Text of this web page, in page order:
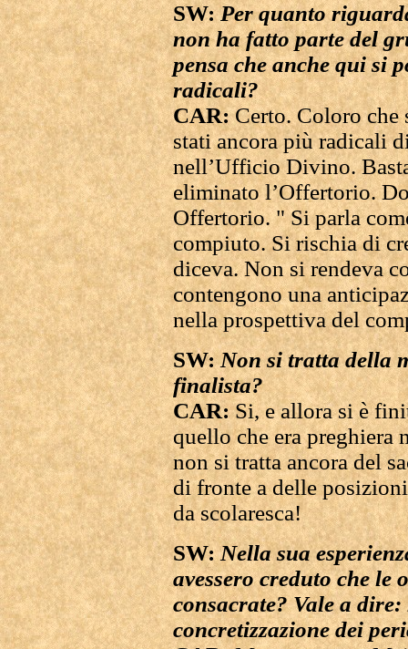
SW:Per quanto
non ha fatto parte del
pensa che anche qui si
radicali?
CAR:Certo. Coloro che
stati ancora più radicali
nell’Ufficio Divino.
eliminato l’Offertorio.
Offertorio. " Si parla
compiuto. Si rischia di
diceva. Non si rendeva
contengono una
nella prospettiva del
SW:Non si tratta della
finalista?
CAR:Si, e allora si è
quello che era preghiera
non si tratta ancora del
di fronte a delle
da scolaresca!
SW:Nella sua
avessero creduto che le
consacrate? Vale a
concretizzazione dei